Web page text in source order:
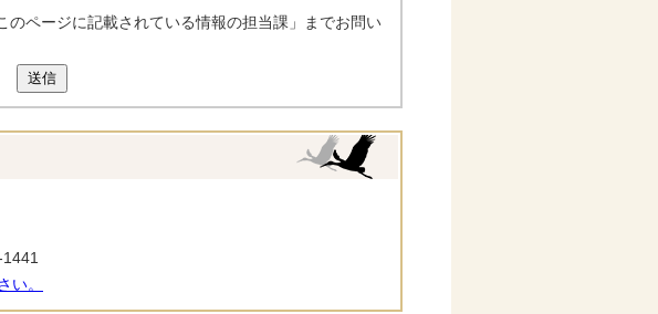
のページに記載されている情報の担当課」までお問い
送信
い。